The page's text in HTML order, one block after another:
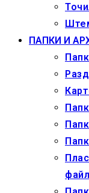
ПАПКИ И